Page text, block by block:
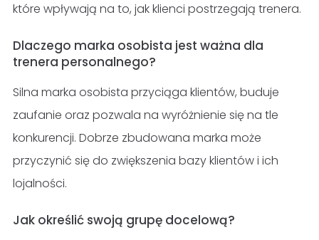
które wpływają na to, jak klienci postrzegają trenera.
Dlaczego marka osobista jest ważna dla
trenera personalnego?
Silna marka osobista przyciąga klientów, buduje
zaufanie oraz pozwala na wyróżnienie się na tle
konkurencji. Dobrze zbudowana marka może
przyczynić się do zwiększenia bazy klientów i ich
lojalności.
Jak określić swoją grupę docelową?